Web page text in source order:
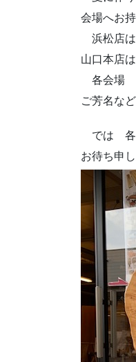
会場へお
浜松店は
山口本店
各会場
ご芳名な
では 各
お待ち申